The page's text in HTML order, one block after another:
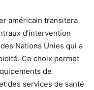
américain transitera
d’intervention
Nations Unies qui a
Ce choix permet
de
des services de santé